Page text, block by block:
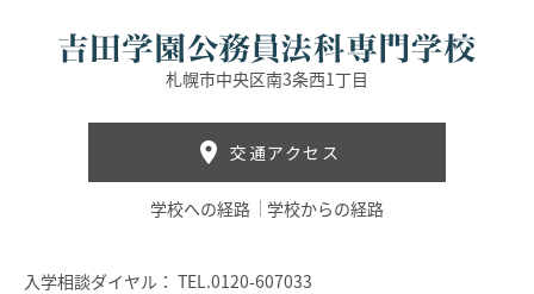
札幌市中央区南3条西1丁目
交通アクセス
学校への経路 学校からの経路
入学相談ダイヤル： TEL.0120-607033